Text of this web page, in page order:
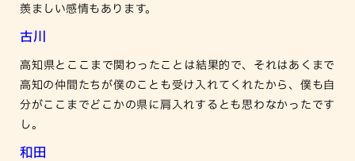
羨ましい感情もあります。
古川
高知県とここまで関わったことは結果的で、それはあくまで
高知の仲間たちが僕のことも受け入れてくれたから、僕も自
分がここまでどこかの県に肩入れするとも思わなかったです
し。
和田